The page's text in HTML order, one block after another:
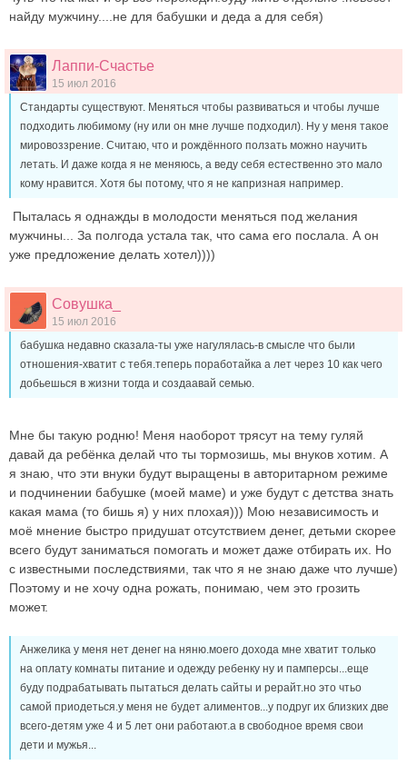
найду мужчину....не для бабушки и деда а для себя)
Лаппи-Счастье
15 июл 2016
Стандарты существуют. Меняться чтобы развиваться и чтобы лучше
подходить любимому (ну или он мне лучше подходил). Ну у меня такое
мировоззрение. Считаю, что и рождённого ползать можно научить
летать. И даже когда я не меняюсь, а веду себя естественно это мало
кому нравится. Хотя бы потому, что я не капризная например.
Пыталась я однажды в молодости меняться под желания
мужчины... За полгода устала так, что сама его послала. А он
уже предложение делать хотел))))
Совушка_
15 июл 2016
бабушка недавно сказала-ты уже нагулялась-в смысле что были
отношения-хватит с тебя.теперь поработайка а лет через 10 как чего
добьешься в жизни тогда и создаавай семью.
Мне бы такую родню! Меня наоборот трясут на тему гуляй
давай да ребёнка делай что ты тормозишь, мы внуков хотим. А
я знаю, что эти внуки будут выращены в авторитарном режиме
и подчинении бабушке (моей маме) и уже будут с детства знать
какая мама (то бишь я) у них плохая))) Мою независимость и
моё мнение быстро придушат отсутствием денег, детьми скорее
всего будут заниматься помогать и может даже отбирать их. Но
с известными последствиями, так что я не знаю даже что лучше)
Поэтому и не хочу одна рожать, понимаю, чем это грозить
может.
Анжелика у меня нет денег на няню.моего дохода мне хватит только
на оплату комнаты питание и одежду ребенку ну и памперсы...еще
буду подрабатывать пытаться делать сайты и рерайт.но это чтьо
самой приодеться.у меня не будет алиментов...у подруг их близких две
всего-детям уже 4 и 5 лет они работают.а в свободное время свои
дети и мужья...